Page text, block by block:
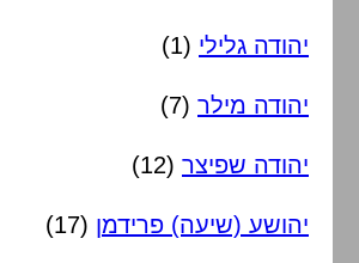
יהודה גלילי (1)
יהודה מילר (7)
יהודה שפיצר (12)
יהושע (שיעה) פרידמן (17)